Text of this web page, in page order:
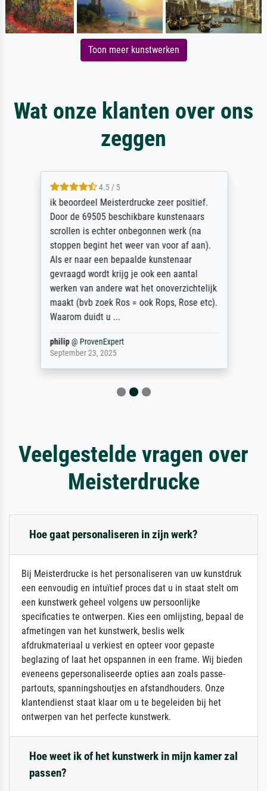
Toon meer kunstwerken
Wat onze klanten over ons
zeggen
4.5 / 5
ik beoordeel Meisterdrucke zeer positief.
Door de 69505 beschikbare kunstenaars
scrollen is echter onbegonnen werk (na
stoppen begint het weer van voor af aan).
Als er naar een bepaalde kunstenaar
gevraagd wordt krijg je ook een aantal
werken van andere wat het onoverzichtelijk
maakt (bvb zoek Ros = ook Rops, Rose etc).
Waarom duidt u ...
philip@ ProvenExpert
September 23, 2025
Veelgestelde vragen over
Meisterdrucke
Hoe gaat personaliseren in zijn werk?
Bij Meisterdrucke is het personaliseren van uw kunstdruk
een eenvoudig en intuïtief proces dat u in staat stelt om
een kunstwerk geheel volgens uw persoonlijke
specificaties te ontwerpen. Kies een omlijsting, bepaal de
afmetingen van het kunstwerk, beslis welk
afdrukmateriaal u verkiest en opteer voor gepaste
beglazing of laat het opspannen in een frame. Wij bieden
eveneens gepersonaliseerde opties aan zoals passe-
partouts, spanningshoutjes en afstandhouders. Onze
klantendienst staat klaar om u te begeleiden bij het
ontwerpen van het perfecte kunstwerk.
Hoe weet ik of het kunstwerk in mijn kamer zal
passen?